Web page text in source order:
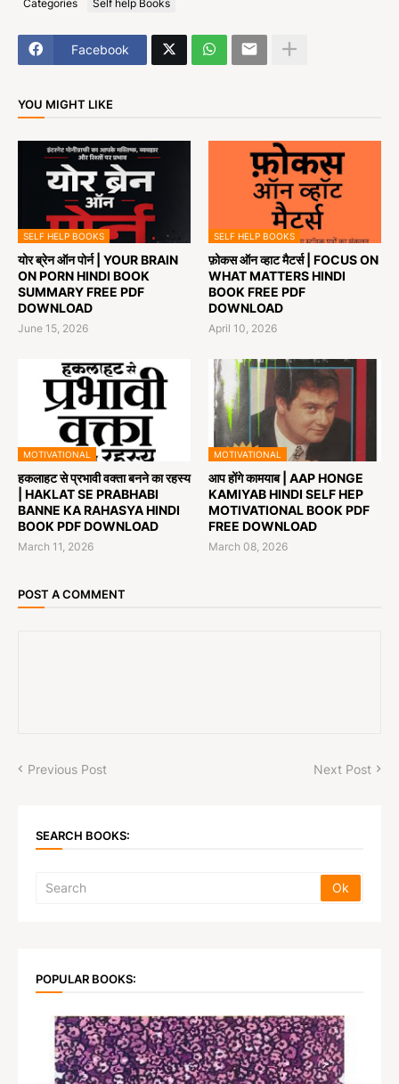
Categories Self help Books
Facebook
YOU MIGHT LIKE
SELF HELP BOOKS
योर ब्रेन ऑन पोर्न | YOUR BRAIN
ON PORN HINDI BOOK
SUMMARY FREE PDF
DOWNLOAD
June 15, 2026
SELF HELP BOOKS
फ़ोकस ऑन व्हाट मैटर्स | FOCUS ON
WHAT MATTERS HINDI
BOOK FREE PDF
DOWNLOAD
April 10, 2026
MOTIVATIONAL
हकलाहट से प्रभावी वक्ता बनने का रहस्य
| HAKLAT SE PRABHABI
BANNE KA RAHASYA HINDI
BOOK PDF DOWNLOAD
March 11, 2026
MOTIVATIONAL
आप होंगे कामयाब | AAP HONGE
KAMIYAB HINDI SELF HEP
MOTIVATIONAL BOOK PDF
FREE DOWNLOAD
March 08, 2026
POST A COMMENT
Previous Post Next Post
SEARCH BOOKS:
POPULAR BOOKS: